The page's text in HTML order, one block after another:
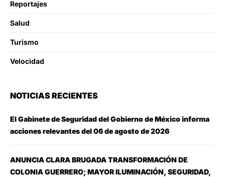
Reportajes
Salud
Turismo
Velocidad
NOTICIAS RECIENTES
El Gabinete de Seguridad del Gobierno de México informa
acciones relevantes del 06 de agosto de 2026
ANUNCIA CLARA BRUGADA TRANSFORMACIÓN DE
COLONIA GUERRERO; MAYOR ILUMINACIÓN, SEGURIDAD,